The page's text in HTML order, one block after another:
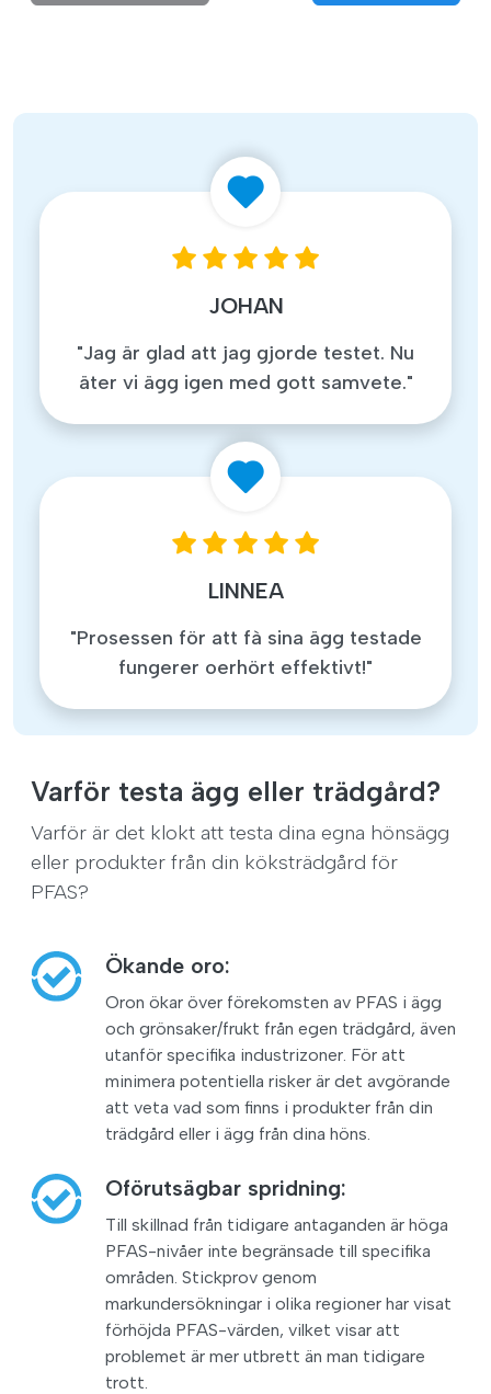
JOHAN
"Jag är glad att jag gjorde testet. Nu
äter vi ägg igen med gott samvete."
LINNEA
"Prosessen för att fà sina ägg testade
fungerer oerhört effektivt!"
Varför testa ägg eller trädgård?
Varför är det klokt att testa dina egna hönsägg
eller produkter från din köksträdgård för
PFAS?
Ökande oro:
Oron ökar över förekomsten av PFAS i ägg
och grönsaker/frukt från egen trädgård, även
utanför specifika industrizoner. För att
minimera potentiella risker är det avgörande
att veta vad som finns i produkter från din
trädgård eller i ägg från dina höns.
Oförutsägbar spridning:
Till skillnad från tidigare antaganden är höga
PFAS-nivåer inte begränsade till specifika
områden. Stickprov genom
markundersökningar i olika regioner har visat
förhöjda PFAS-värden, vilket visar att
problemet är mer utbrett än man tidigare
trott.